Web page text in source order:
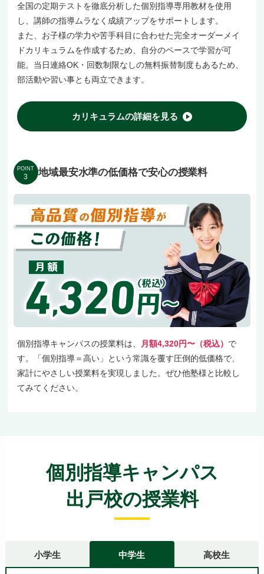
全国の定期テストを徹底分析した個別指導専用教材を使用
し、講師の指導ムラなく成績アップをサポートします。
また、お子様の学力や苦手科目に合わせた完全オーダーメイ
ドカリキュラムを作成するため、自分のペースで学習が可
能。当日連絡OK・回数制限なしの無料振替制度もあるため、
部活動や習い事とも両立できます。
カリキュラムの詳細を見る
POINT
3 地域最安水準の低価格で安心の授業料
個別指導キャンパスの授業料は、 月額4,320円〜（税込） で
す。「個別指導＝高い」という常識を覆す圧倒的低価格で、
家計にやさしい授業料を実現しました。ぜひ他塾様と比較し
てみてください。
個別指導キャンパス
出戸校の授業料
小学生 中学生 高校生